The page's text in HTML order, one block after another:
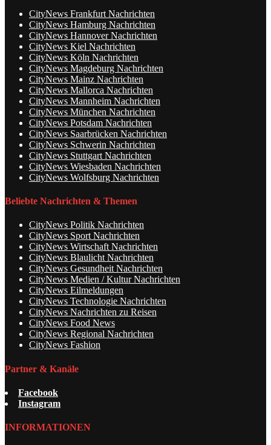
CityNews Frankfurt Nachrichten
CityNews Hamburg Nachrichten
CityNews Hannover Nachrichten
CityNews Kiel Nachrichten
CityNews Köln Nachrichten
CityNews Magdeburg Nachrichten
CityNews Mainz Nachrichten
CityNews Mallorca Nachrichten
CityNews Mannheim Nachrichten
CityNews München Nachrichten
CityNews Potsdam Nachrichten
CityNews Saarbrücken Nachrichten
CityNews Schwerin Nachrichten
CityNews Stuttgart Nachrichten
CityNews Wiesbaden Nachrichten
CityNews Wolfsburg Nachrichten
Beliebte Nachrichten & Themen
CityNews Politik Nachrichten
CityNews Sport Nachrichten
CityNews Wirtschaft Nachrichten
CityNews Blaulicht Nachrichten
CityNews Gesundheit Nachrichten
CityNews Medien / Kultur Nachrichten
CityNews Eilmeldungen
CityNews Technologie Nachrichten
CityNews Nachrichten zu Reisen
CityNews Food News
CityNews Regional Nachrichten
CityNews Fashion
Partner & Kanäle
Facebook
Instagram
INFORMATIONEN